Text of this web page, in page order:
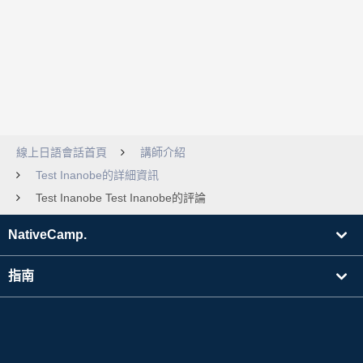
線上日語會話首頁
講師介紹
Test Inanobe的詳細資訊
Test Inanobe Test Inanobe的評論
NativeCamp.
指南